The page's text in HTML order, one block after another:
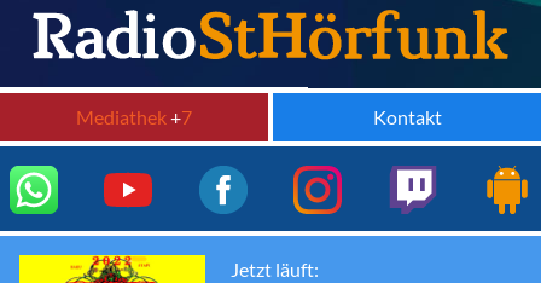
Mediathek+7 Kontakt
Jetzt läuft: